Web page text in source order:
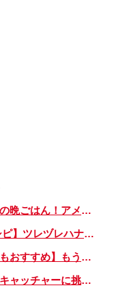
子どもが喜ぶ世界の晩ごはん！アメリカのフライドチキン＆フライドポテト
【超簡単！ 麺レシピ】ツレヅレハナコさんに聞く、パパッと作れる「オイルサーディンとミニトマトの冷製パスタ」
【休日のランチにもおすすめ】もう包丁を持つ気力もない…。そんなときは「とろとろ卵のせチャーハン」はいかが？
【おうちでドームキャッチャーに挑戦だ】アンパンマン わくわくドームキャッチャー